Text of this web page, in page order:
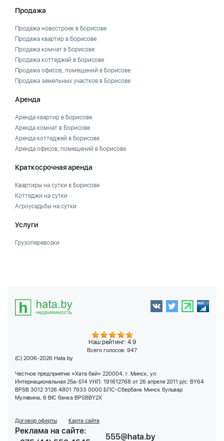
Продажа
Продажа новостроек в Борисове
Продажа квартир в Борисове
Продажа комнат в Борисове
Продажа коттеджей в Борисове
Продажа офисов, помещений в Борисове
Продажа земельных участков в Борисове
Аренда
Аренда квартир в Борисове
Аренда комнат в Борисове
Аренда коттеджей в Борисове
Аренда офисов, помещений в Борисове
Краткосрочная аренда
Квартиры на сутки в Борисове
Коттеджи на сутки
Агроусадьбы на сутки
Услуги
Грузоперевозки
Наш рейтинг: 4.9
Всего голосов: 947
(C) 2006-2026 Hata.by
Частное предприятие «Хата бай» 220004, г. Минск, ул.
Интернациональная 25а-514 УНП: 191612768 от 26 апреля 2011 р/с: BY64
BPSB 3012 3126 4801 7933 0000 БПС-Сбербанк Минск бульвар
Мулявина, 6 BIC банка BPSBBY2X
Договор оферты Карта сайта
Реклама на сайте:
555@hata.by